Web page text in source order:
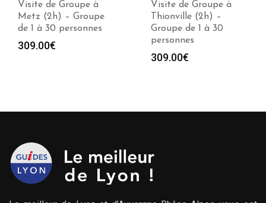
Visite de Groupe à
Thionville (2h) –
Groupe de 1 à 30
personnes
Visite de Groupe à
Mulhouse (2h) –
Groupe de 1 à 30
personnes
309.00€